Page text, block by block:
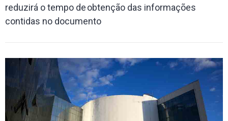
reduzirá o tempo de obtenção das informações
contidas no documento